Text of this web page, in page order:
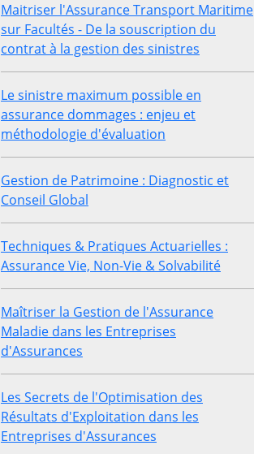
Maitriser l'Assurance Transport Maritime
sur Facultés - De la souscription du
contrat à la gestion des sinistres
Le sinistre maximum possible en
assurance dommages : enjeu et
méthodologie d'évaluation
Gestion de Patrimoine : Diagnostic et
Conseil Global
Techniques & Pratiques Actuarielles :
Assurance Vie, Non-Vie & Solvabilité
Maîtriser la Gestion de l'Assurance
Maladie dans les Entreprises
d'Assurances
Les Secrets de l'Optimisation des
Résultats d'Exploitation dans les
Entreprises d'Assurances